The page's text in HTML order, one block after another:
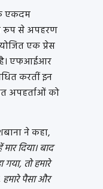
एकदम
रूप से अपहरण
एक प्रेस
है। एफआईआर
करतीं इन
अपहर्ताओं को
ने कहा,
दिया। बाद
तो हमारे
हमारे पैसा और